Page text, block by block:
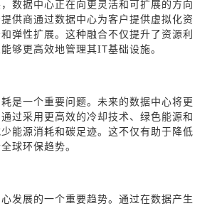
数据中心正在向更灵活和可扩展的方向
供商通过数据中心为客户提供虚拟化资
弹性扩展。这种融合不仅提升了资源利
够更高效地管理其IT基础设施。
是一个重要问题。未来的数据中心将更
过采用更高效的冷却技术、绿色能源和
能源消耗和碳足迹。这不仅有助于降低
球环保趋势。
发展的一个重要趋势。通过在数据产生